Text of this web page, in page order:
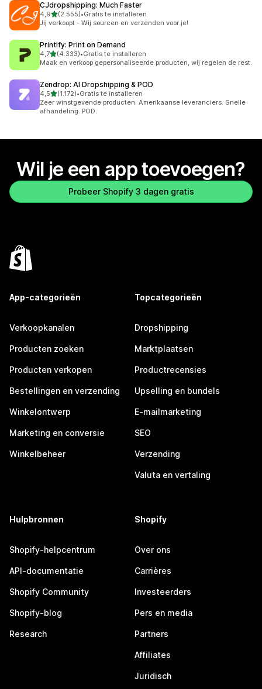
CJdropshipping: Much Faster
4,9van 5 sterren
(2.555)
2555 recensies in totaal
•Gratis te installeren
Jij verkoopt - Wij sourcen en verzenden voor je!
Printify: Print on Demand
4,7van 5 sterren
(4.333)
4333 recensies in totaal
•Gratis te installeren
Maak en verkoop gepersonaliseerde producten, wij regelen de rest.
Zendrop: AI Dropshipping & POD
4,5van 5 sterren
(1.172)
1172 recensies in totaal
•Gratis te installeren
Zeer winstgevende producten. Amerikaanse leveranciers. Snelle
afhandeling. POD.
Wil je een app toevoegen?
Probeer Shopify 3 dagen gratis
App-categorieën
Verkoopkanalen
Producten zoeken
Producten verkopen
Bestellingen en verzending
Winkelontwerp
Marketing en conversie
Winkelbeheer
Topcategorieën
Dropshipping
Marktplaatsen
Productrecensies
Upselling en bundels
E-mailmarketing
SEO
Verzending
Valuta en vertaling
Hulpbronnen
Shopify-helpcentrum
API-documentatie
Shopify Community
Shopify-blog
Research
Shopify
Over ons
Carrières
Investeerders
Pers en media
Partners
Affiliates
Juridisch